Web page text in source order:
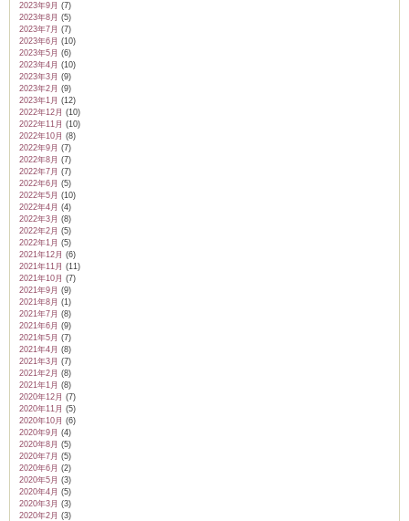
2023年9月 (7)
2023年8月 (5)
2023年7月 (7)
2023年6月 (10)
2023年5月 (6)
2023年4月 (10)
2023年3月 (9)
2023年2月 (9)
2023年1月 (12)
2022年12月 (10)
2022年11月 (10)
2022年10月 (8)
2022年9月 (7)
2022年8月 (7)
2022年7月 (7)
2022年6月 (5)
2022年5月 (10)
2022年4月 (4)
2022年3月 (8)
2022年2月 (5)
2022年1月 (5)
2021年12月 (6)
2021年11月 (11)
2021年10月 (7)
2021年9月 (9)
2021年8月 (1)
2021年7月 (8)
2021年6月 (9)
2021年5月 (7)
2021年4月 (8)
2021年3月 (7)
2021年2月 (8)
2021年1月 (8)
2020年12月 (7)
2020年11月 (5)
2020年10月 (6)
2020年9月 (4)
2020年8月 (5)
2020年7月 (5)
2020年6月 (2)
2020年5月 (3)
2020年4月 (5)
2020年3月 (3)
2020年2月 (3)